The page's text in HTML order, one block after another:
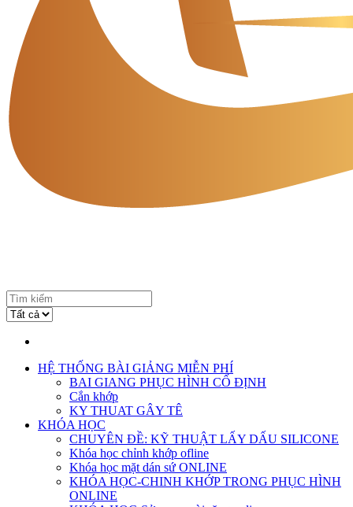
HỆ THỐNG BÀI GIẢNG MIỄN PHÍ
BAI GIANG PHỤC HÌNH CỐ ĐỊNH
Cắn khớp
KY THUAT GÂY TÊ
KHÓA HỌC
CHUYÊN ĐỀ: KỸ THUẬT LẤY DẤU SILICONE
Khóa học chỉnh khớp ofline
Khóa học mặt dán sứ ONLINE
KHÓA HỌC-CHINH KHỚP TRONG PHỤC HÌNH
ONLINE